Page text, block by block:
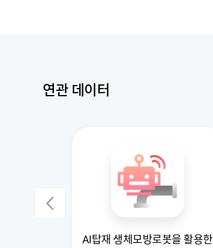
연관 데이터
AI탑재 생체모방로봇을 활용한